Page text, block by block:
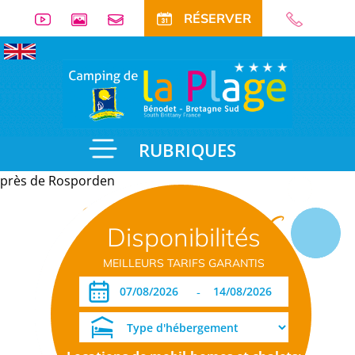
RÉSERVER
RUBRIQUES
Disponibilités
MEILLEURS TARIFS GARANTIS
-
près de Rosporden
Informations
pratiques